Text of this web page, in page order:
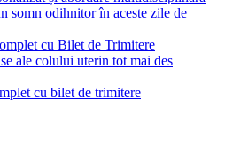
somn odihnitor în aceste zile de
cu Bilet de Trimitere
ale colului uterin tot mai des
cu bilet de trimitere